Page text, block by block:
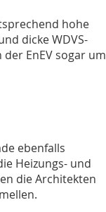
hohe
dicke WDVS-
EnEV sogar um
ebenfalls
Heizungs- und
die Architekten